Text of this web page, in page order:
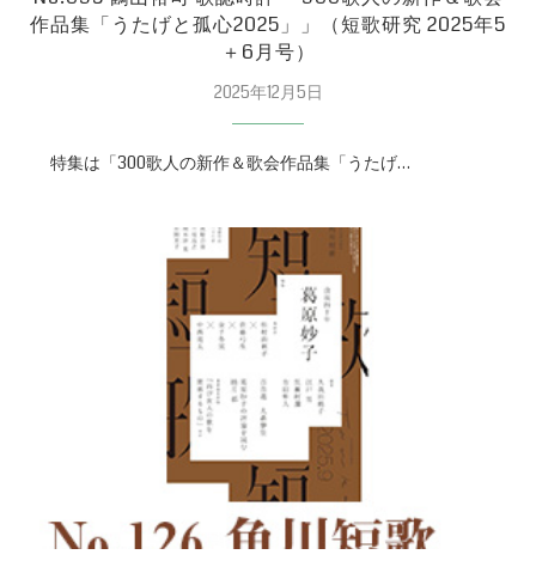
作品集「うたげと孤心2025」」（短歌研究 2025年5
＋6月号）
2025年12月5日
特集は「300歌人の新作＆歌会作品集「うたげ…